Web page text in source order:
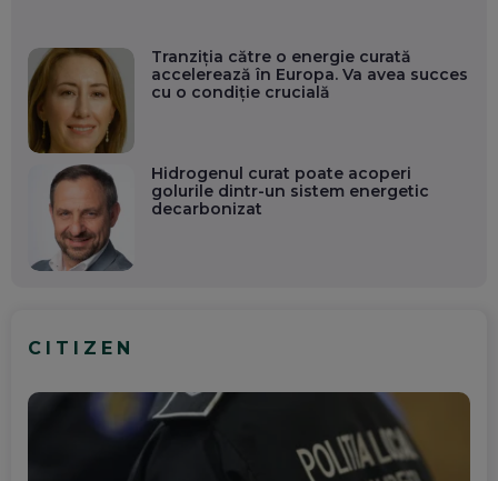
Tranziția către o energie curată
accelerează în Europa. Va avea succes
cu o condiție crucială
Hidrogenul curat poate acoperi
golurile dintr-un sistem energetic
decarbonizat
CITIZEN